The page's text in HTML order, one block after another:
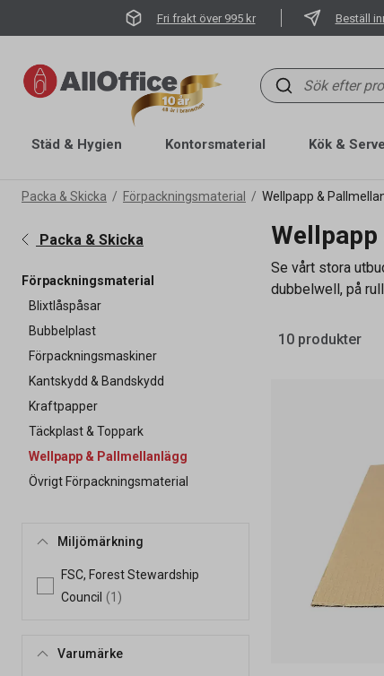
Fri frakt över 995 kr Beställ
Städ & Hygien Kontorsmaterial Kök &
Packa & Skicka Förpackningsmaterial Wellpapp &
Packa & Skicka
Förpackningsmaterial
Blixtlåspåsar
Bubbelplast
Förpackningsmaskiner
Kantskydd & Bandskydd
Kraftpapper
Täckplast & Toppark
Wellpapp & Pallmellanlägg
Övrigt Förpackningsmaterial
Miljömärkning
FSC, Forest Stewardship
Council (1)
Varumärke
Se vårt stora
dubbelwell, på
10 produkter